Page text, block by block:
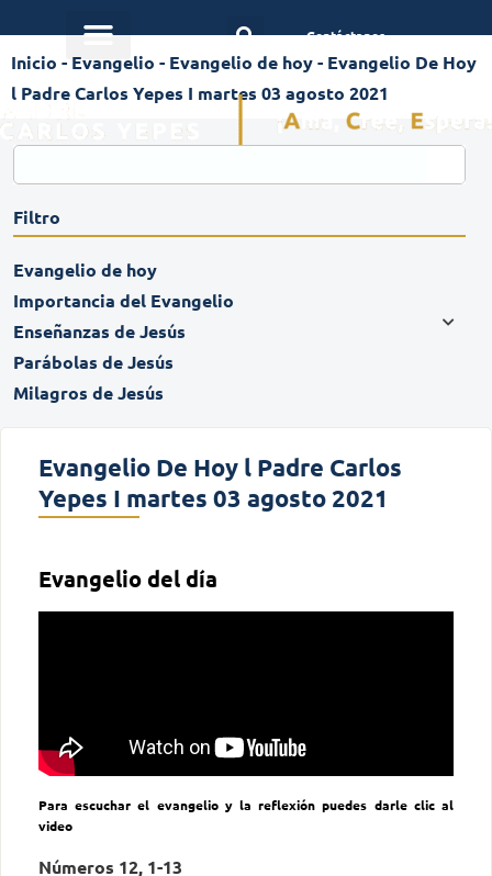
Contáctanos
Inicio - Evangelio - Evangelio de hoy- Evangelio De Hoy
l Padre Carlos Yepes I martes 03 agosto 2021
Filtro
Evangelio de hoy
Importancia del Evangelio
Enseñanzas de Jesús
Parábolas de Jesús
Milagros de Jesús
Evangelio De Hoy l Padre Carlos
Yepes I martes 03 agosto 2021
Evangelio del día
Para escuchar el evangelio y la reflexión puedes darle clic al
video
Números 12, 1-13